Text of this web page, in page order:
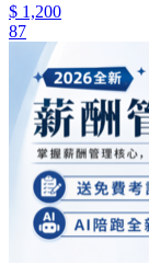
$ 1,200
87